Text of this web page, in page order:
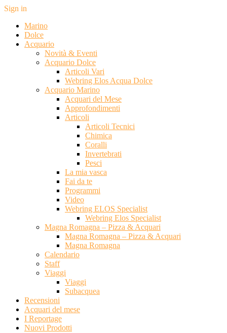
Sign in
Marino
Dolce
Acquario
Novità & Eventi
Acquario Dolce
Articoli Vari
Webring Elos Acqua Dolce
Acquario Marino
Acquari del Mese
Approfondimenti
Articoli
Articoli Tecnici
Chimica
Coralli
Invertebrati
Pesci
La mia vasca
Fai da te
Programmi
Video
Webring ELOS Specialist
Webring Elos Specialist
Magna Romagna – Pizza & Acquari
Magna Romagna – Pizza & Acquari
Magna Romagna
Calendario
Staff
Viaggi
Viaggi
Subacquea
Recensioni
Acquari del mese
I Reportage
Nuovi Prodotti